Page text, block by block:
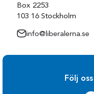
Box 2253
103 16 Stockholm
info@liberalerna.se
Följ